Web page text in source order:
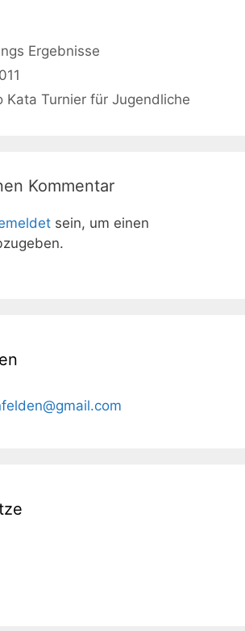
Ergebnisse
Kata Turnier für Jugendliche
Kommentar
sein, um einen